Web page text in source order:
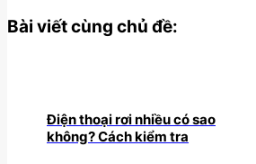
Bài viết cùng chủ đề:
Điện thoại rơi nhiều có sao
không? Cách kiểm tra